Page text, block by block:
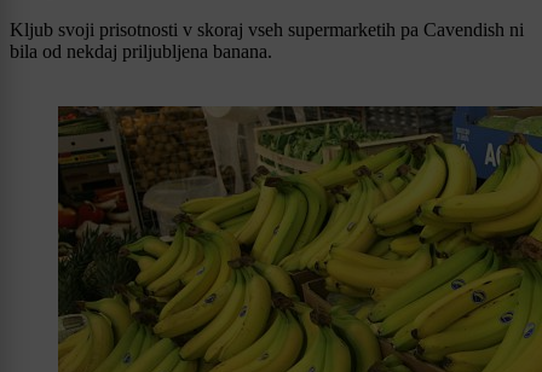
Kljub svoji prisotnosti v skoraj vseh supermarketih pa Cavendish ni
bila od nekdaj priljubljena banana.